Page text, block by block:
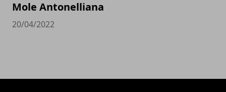
Mole Antonelliana
20/04/2022